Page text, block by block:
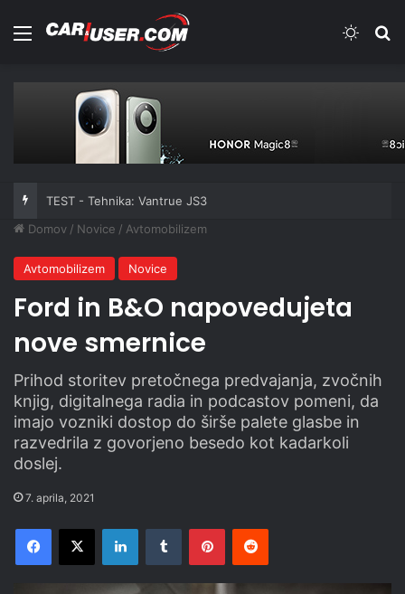
Meni
TEST - Tehnika: Vantrue JS3
Domov / Novice / Avtomobilizem
Avtomobilizem Novice
Ford in B&O napovedujeta
nove smernice
Prihod storitev pretočnega predvajanja, zvočnih
knjig, digitalnega radia in podcastov pomeni, da
imajo vozniki dostop do širše palete glasbe in
razvedrila z govorjeno besedo kot kadarkoli
doslej.
7. aprila, 2021
Facebook
X LinkedInTumblr PinterestReddit